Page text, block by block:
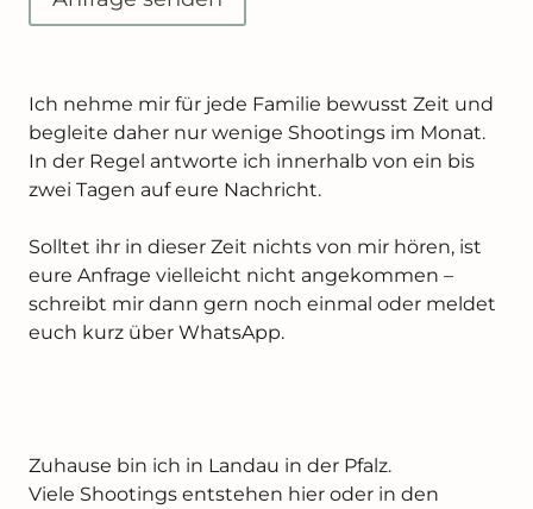
Ich nehme mir für jede Familie bewusst Zeit und
begleite daher nur wenige Shootings im Monat.
In der Regel antworte ich innerhalb von ein bis
zwei Tagen auf eure Nachricht.
Solltet ihr in dieser Zeit nichts von mir hören, ist
eure Anfrage vielleicht nicht angekommen –
schreibt mir dann gern noch einmal oder meldet
euch kurz über WhatsApp.
Zuhause bin ich in Landau in der Pfalz.
Viele Shootings entstehen hier oder in den